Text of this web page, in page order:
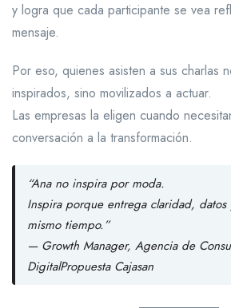
y logra que cada participante se vea
mensaje.
Por eso, quienes asisten a sus charlas
inspirados, sino movilizados a actuar.
Las empresas la eligen cuando
conversación a la transformación.
“Ana no inspira por moda.
Inspira porque entrega claridad, datos
mismo tiempo.”
— Growth Manager, Agencia de
DigitalPropuesta Cajasan